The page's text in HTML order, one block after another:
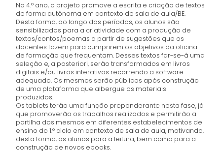
No 4.º ano, o projeto promove a escrita e criação de textos
de forma autónoma em contexto de sala de aula/BE.
Desta forma, ao longo dos períodos, os alunos são
sensibilizados para a criatividade com a produção de
textos/contos/poemas a partir de sugestões que os
docentes fazem para cumprirem os objetivos da oficina
de formação que frequentam. Desses textos far-se-á uma
seleção e, a posteriori, serão transformados em livros
digitais e/ou livros interativos recorrendo a software
adequado. Os mesmos serão públicos após construção
de uma plataforma que albergue os materiais
produzidos.
Os tablets terão uma função preponderante nesta fase, já
que promoverão os trabalhos realizados e permitirão a
partilha dos mesmos em diferentes estabelecimentos de
ensino do 1.º ciclo em contexto de sala de aula, motivando,
desta forma, os alunos para a leitura, bem como para a
construção de novos ebooks.